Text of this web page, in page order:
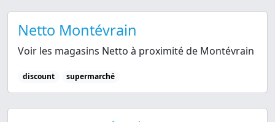
Netto Montévrain
Voir les magasins Netto à proximité de Montévrain
discount supermarché